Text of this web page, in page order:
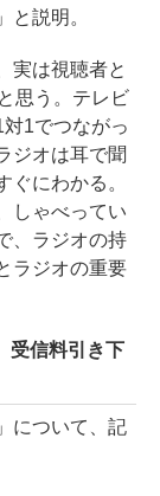
説明。
実は視聴者と
思う。テレビ
1でつながっ
ジオは耳で聞
ぐにわかる。
しゃべってい
、ラジオの持
ラジオの重要
受信料引き下
について、記